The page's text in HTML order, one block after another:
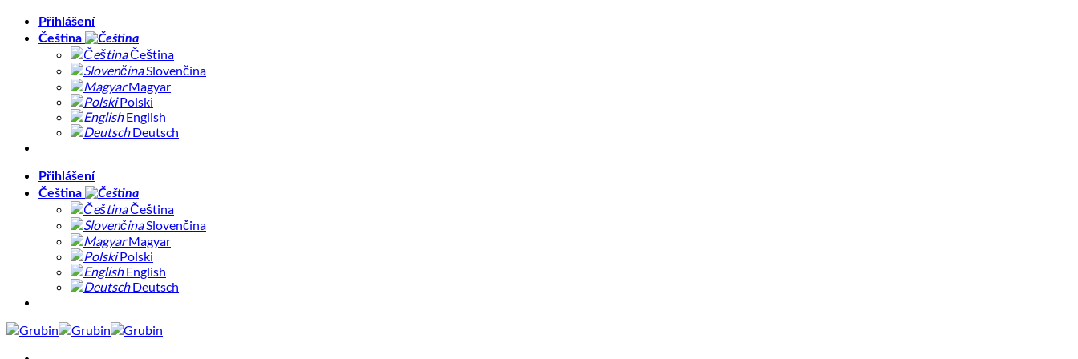
PřeskočitPřihlášení
Čeština
Čeština
Slovenčina
Magyar
Polski
English
Deutsch
Přihlášení
Čeština
Čeština
Slovenčina
Magyar
Polski
English
Deutsch